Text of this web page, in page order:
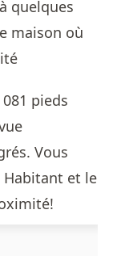
pieds
Vous
et le